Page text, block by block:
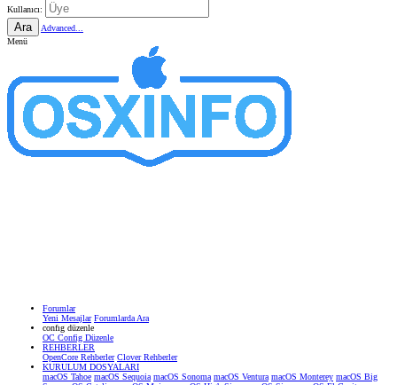
Kullanıcı:
Ara
Advanced...
Menü
Forumlar
Yeni Mesajlar Forumlarda Ara
confıg düzenle
OC Config Düzenle
REHBERLER
OpenCore Rehberler Clover Rehberler
KURULUM DOSYALARI
macOS Tahoe macOS Sequoia macOS Sonoma macOS Ventura macOS Monterey macOS Big